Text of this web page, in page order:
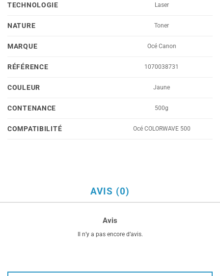
TECHNOLOGIE Laser
NATURE Toner
MARQUE Océ Canon
RÉFÉRENCE 1070038731
COULEUR Jaune
CONTENANCE 500g
COMPATIBILITÉ Océ COLORWAVE 500
AVIS (0)
Avis
Il n’y a pas encore d’avis.